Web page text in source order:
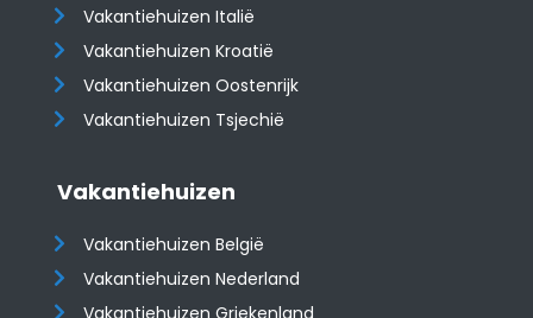
Vakantiehuizen Italië
Vakantiehuizen Kroatië
​​​​​​​Vakantiehuizen Oostenrijk
Vakantiehuizen Tsjechië
Vakantiehuizen
Vakantiehuizen België
Vakantiehuizen Nederland
Vakantiehuizen Griekenland